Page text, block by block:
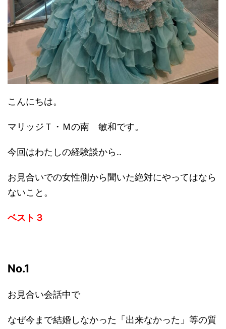
こんにちは。
マリッジＴ・Ｍの南 敏和です。
今回はわたしの経験談から‥
お見合いでの女性側から聞いた絶対にやってはなら
ないこと。
ベスト３
No.1
お見合い会話中で
なぜ今まで結婚しなかった「出来なかった」等の質